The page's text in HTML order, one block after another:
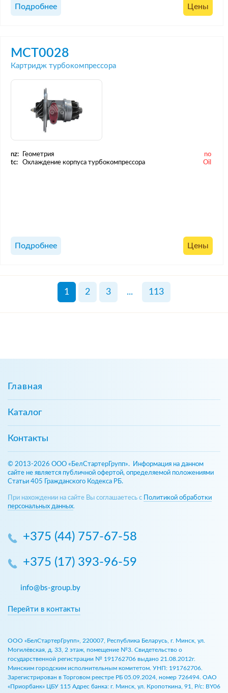
Подробнее Цены
MCT0028
Картридж турбокомпрессора
nz: Геометрия
no
tc:
Охлаждение корпуса турбокомпрессора Oil
Подробнее Цены
1 2 3 ... 113
Главная
Каталог
Контакты
© 2013-2026 ООО «БелСтартерГрупп». Информация на данном
сайте не является публичной офертой, определяемой положениями
Статьи 405 Гражданского Кодекса РБ.
При нахождении на сайте Вы соглашаетесь с
Политикой обработки
персональных данных.
+375 (44) 757-67-58
+375 (17) 393-96-59
info@bs-group.by
Перейти в контакты
ООО «БелСтартерГрупп», 220007, Республика Беларусь, г. Минск, ул.
Могилёвская, д. 33, 2 этаж, помещение №3. Свидетельство о
государственной регистрации № 191762706 выдано 21.08.2012г.
Минским городским исполнительным комитетом. УНП: 191762706.
Зарегистрирован в Торговом реестре РБ 05.09.2024, номер 726494. ОАО
«Приорбанк» ЦБУ 115 Адрес банка: г. Минск, ул. Кропоткина, 91, Р/с: BY06